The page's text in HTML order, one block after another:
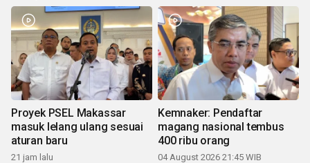
Proyek PSEL Makassar
masuk lelang ulang sesuai
aturan baru
21 jam lalu
Kemnaker: Pendaftar
magang nasional tembus
400 ribu orang
04 August 2026 21:45 WIB